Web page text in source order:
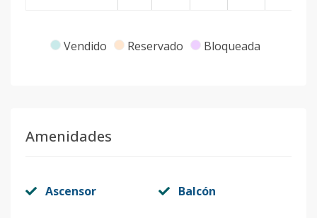
Vendido Reservado Bloqueada
Amenidades
Ascensor Balcón